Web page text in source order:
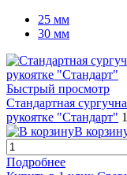
25 мм
30 мм
Быстрый просмотр
Стандартная
рукоятке "Стандарт"
В
Подробнее